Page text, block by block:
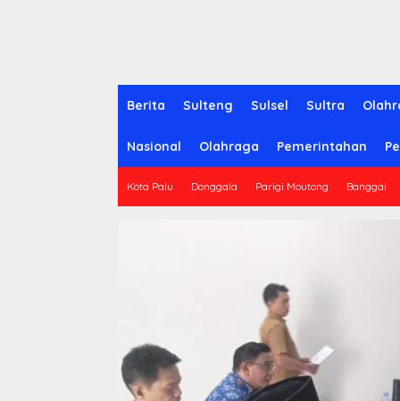
Berita Sulteng Sulsel Sultra
Nasional Olahraga Pemerintahan
Kota Palu Donggala Parigi Moutong Banggai